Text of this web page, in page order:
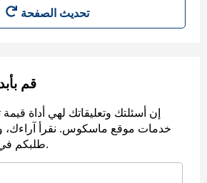
تحديث الصفحة
قم
إن أسئلتك وتعليقاتك لهي أداة
خدمات موقع ماسكوس. نقرأ آراءك،
طلبكم في أسرع وقت ممكن.